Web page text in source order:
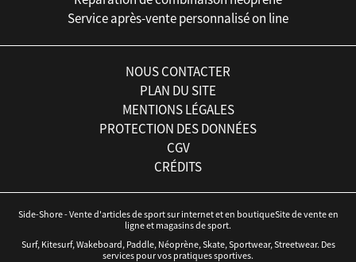
Service après-vente personnalisé on line
NOUS CONTACTER
PLAN DU SITE
MENTIONS LÉGALES
PROTECTION DES DONNÉES
CGV
CRÉDITS
Side-Shore - Vente d'articles de sport sur internet et en boutiqueSite de vente en
ligne et magasins de sport.
Surf, Kitesurf, Wakeboard, Paddle, Néoprène, Skate, Sportwear, Streetwear. Des
services pour vos pratiques sportives.